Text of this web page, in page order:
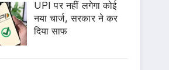
UPI पर नहीं लगेगा कोई
नया चार्ज, सरकार ने कर
दिया साफ